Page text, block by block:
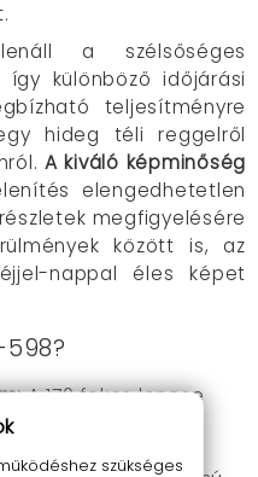
a szélsőséges
így különböző időjárási
teljesítményre
hideg téli reggelről
A kiváló képminőség
elengedhetetlen
megfigyelésére
között is, az
nappal éles képet
A 170 fokos lencse
területet,
szükséges